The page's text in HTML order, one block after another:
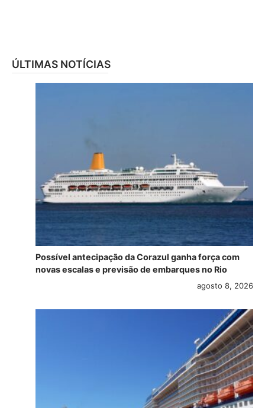
ÚLTIMAS NOTÍCIAS
Possível antecipação da Corazul ganha força com
novas escalas e previsão de embarques no Rio
agosto 8, 2026